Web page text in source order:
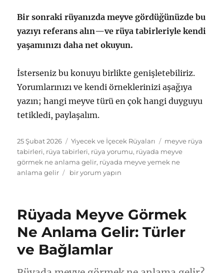
Bir sonraki rüyanızda meyve gördüğünüzde bu
yazıyı referans alın—ve rüya tabirleriyle kendi
yaşamınızı daha net okuyun.
İsterseniz bu konuyu birlikte genişletebiliriz.
Yorumlarınızı ve kendi örneklerinizi aşağıya
yazın; hangi meyve türü en çok hangi duyguyu
tetikledi, paylaşalım.
Yayın
tarihi
25 Şubat 2026 Kategoriler
Yiyecek ve İçecek Rüyaları Etiketler
meyve rüya
tabirleri, rüya tabirleri, rüya yorumu, rüyada meyve
görmek ne anlama gelir, rüyada meyve yemek ne
anlama gelir
Rüyada
Rüya
ve
Yorumlar
için
bir yorum yapın
Rüyada Meyve Görmek
Ne Anlama Gelir: Türler
ve Bağlamlar